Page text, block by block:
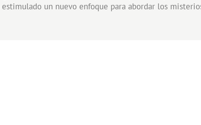
un nuevo enfoque para abordar los